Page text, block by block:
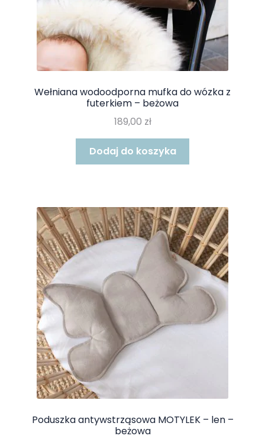
Wełniana wodoodporna mufka do wózka z
futerkiem – beżowa
189,00 zł
Dodaj do koszyka
Poduszka antywstrząsowa MOTYLEK – len –
beżowa